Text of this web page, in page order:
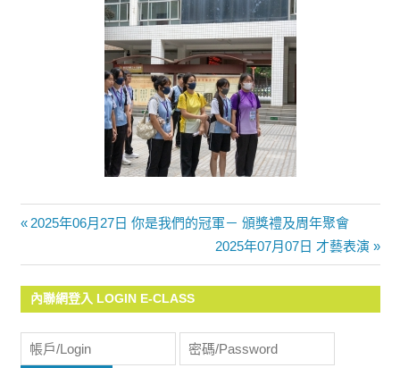
章
導
覽
Previous
2025年06月27日 你是我們的冠軍－ 頒獎禮及周年聚會
Next
Post:
2025年07月07日 才藝表演
內聯網登入 LOGIN E-CLASS